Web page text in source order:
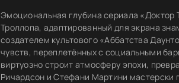
Эмоциональная глубина сериала
Троллопа, адаптированный для экрана
создателем культового «Аббатства
чувств, переплетённых с социальными
виртуозно строит атмосферу эпохи,
Ричардсон и Стефани Мартини мастерски